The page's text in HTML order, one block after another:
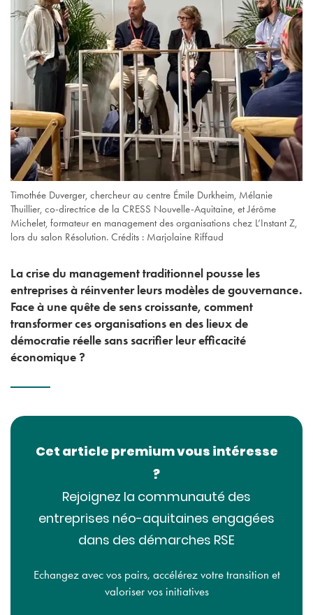
Timothée Duverger, chercheur au centre Émile Durkheim, Mélanie
Thuillier, co-directrice de la CRESS Nouvelle-Aquitaine, et Jérôme
Michelet, formateur en management des organisations chez L’Instant Z,
lors du salon Résolution. Crédits : Marjolaine Riffaud
La crise du management traditionnel pousse les
entreprises à réinventer leurs modèles de gouvernance.
Face à une quête de sens croissante, comment
transformer ces organisations en des lieux de
démocratie réelle sans sacrifier leur efficacité
économique ?
Cet article premium vous intéresse
?
Rejoignez la communauté des
entreprises néo-aquitaines engagées
dans des démarches RSE
Echangez avec vos pairs, accélérez votre transition et
valoriser vos initiatives